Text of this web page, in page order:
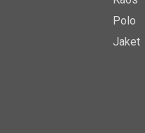
Polo
Jaket